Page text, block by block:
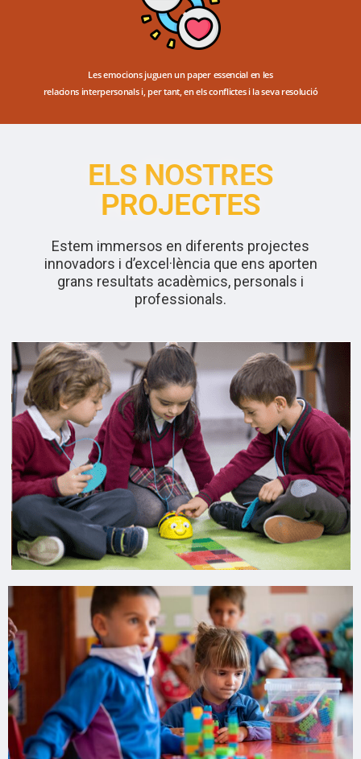
Les emocions juguen un paper essencial en les
relacions interpersonals i, per tant, en els conflictes i la seva resolució
ELS NOSTRES
PROJECTES
Estem immersos en diferents projectes
innovadors i d’excel·lència que ens aporten
grans resultats acadèmics, personals i
professionals.